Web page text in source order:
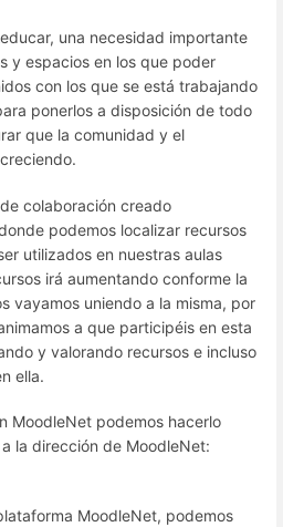
una necesidad importante
y espacios en los que poder
con los que se está trabajando
ponerlos a disposición de todo
que la comunidad y el
colaboración creado
podemos localizar recursos
utilizados en nuestras aulas
irá aumentando conforme la
vayamos uniendo a la misma, por
a que participéis en esta
y valorando recursos e incluso
ella.
MoodleNet podemos hacerlo
la dirección de MoodleNet:
MoodleNet, podemos